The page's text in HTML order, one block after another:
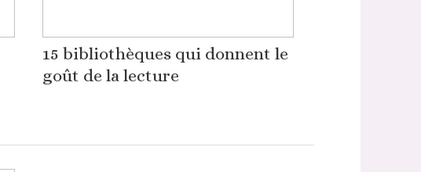
15 bibliothèques qui donnent le
goût de la lecture